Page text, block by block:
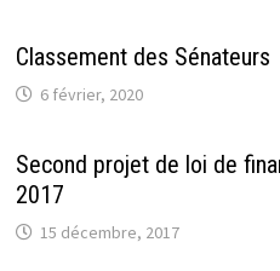
Classement des Sénateurs
6 février, 2020
Second projet de loi de
2017
15 décembre, 2017